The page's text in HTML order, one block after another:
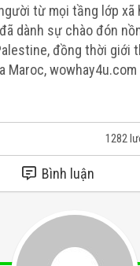
từ mọi tầng lớp xã
dành sự chào đón
đồng thời giới
Maroc, wowhay4u.com
1282
Bình luận